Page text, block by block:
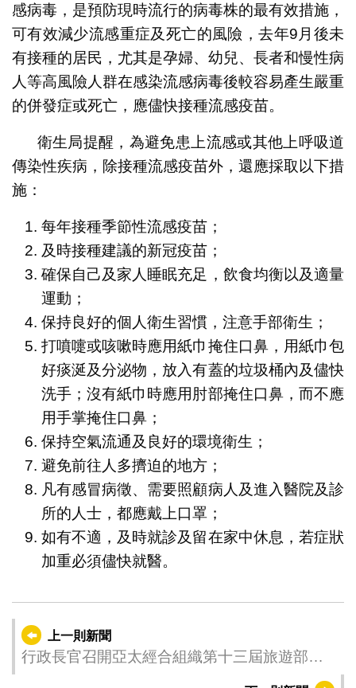
感病毒，是預防現時流行的病毒株的最有效措施，
可有效減少流感重症及死亡的風險，去年9月後未
有接種的居民，尤其是孕婦、幼兒、長者和慢性病
人等高風險人群在感染流感病毒後較容易產生嚴重
的併發症或死亡，應儘快接種流感疫苗。
衛生局提醒，為避免患上流感或其他上呼吸道
傳染性疾病，除接種流感疫苗外，還應採取以下措
施：
每年接種季節性流感疫苗；
及時接種建議的新冠疫苗；
確保自己及家人睡眠充足，飲食均衡以及適量
運動；
保持良好的個人衛生習慣，注意手部衛生；
打噴嚏或咳嗽時應用紙巾掩住口鼻，用紙巾包
好痰涎及分泌物，放入有蓋的垃圾桶內及儘快
洗手；沒有紙巾時應用肘部掩住口鼻，而不應
用手掌掩住口鼻；
保持空氣流通及良好的環境衛生；
避免前往人多擠迫的地方；
凡有感冒病徵、需要照顧病人及進入醫院及診
所的人士，都應戴上口罩；
如有不適，及時就診及留在家中休息，若症狀
加重必須儘快就醫。
上一則新聞
行政長官召開亞太經合組織第十三屆旅遊部長